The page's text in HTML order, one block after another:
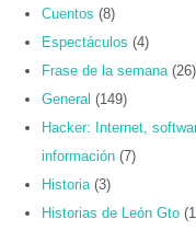
Cuentos (8)
Espectáculos (4)
Frase de la semana (26)
General (149)
Hacker: Internet,
información (7)
Historia (3)
Historias de León Gto